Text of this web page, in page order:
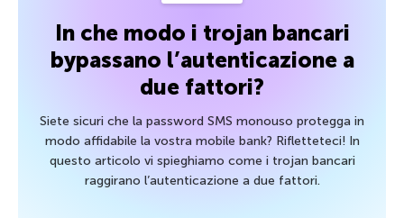
In che modo i trojan bancari
bypassano l’autenticazione a
due fattori?
Siete sicuri che la password SMS monouso protegga in
modo affidabile la vostra mobile bank? Rifletteteci! In
questo articolo vi spieghiamo come i trojan bancari
raggirano l’autenticazione a due fattori.